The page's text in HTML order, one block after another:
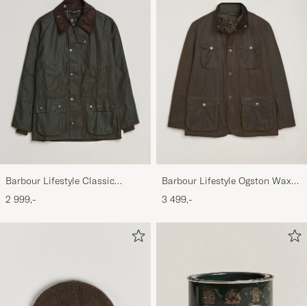
Barbour Lifestyle Classic
Bedale Jacket Olive
2 999,-
Barbour Lifestyle Ogston Waxed
Jacket Olive
3 499,-